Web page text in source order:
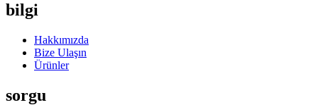
bilgi
Hakkımızda
Bize Ulaşın
Ürünler
sorgu